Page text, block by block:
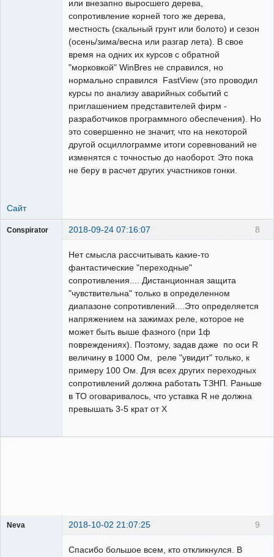
или внезапно выросшего дерева,
сопротивление корней того же дерева,
местность (скальный грунт или болото) и сезон
(осень/зима/весна или разгар лета). В свое
время на одних их курсов с обратной
"морковкой" WinBres не справился, но
нормально справился FastView (это проводил
курсы по анализу аварийных событий с
приглашением представителей фирм -
разработчиков программного обеспечения). Но
это совершенно не значит, что на некоторой
другой осциллограмме итоги соревнований не
изменятся с точностью до наоборот. Это пока
не беру в расчет других участников гонки.
Сайт
8
Conspirator 2018-09-24 07:16:07
Нет смысла рассчитывать какие-то
фантастические "переходные"
сопротивления.... Дистанционная защита
"чувствительна" только в определенном
диапазоне сопротивлений....Это определяется
напряжением на зажимах реле, которое не
может быть выше фазного (при 1ф
повреждениях). Поэтому, задав даже по оси R
величину в 1000 Ом, реле "увидит" только, к
примеру 100 Ом. Для всех других переходных
сопротивлений должна работать ТЗНП. Раньше
в ТО оговаривалось, что уставка R не должна
превышать 3-5 крат от Х
9
Neva 2018-10-02 21:07:25
Спасибо большое всем, кто откликнулся. В